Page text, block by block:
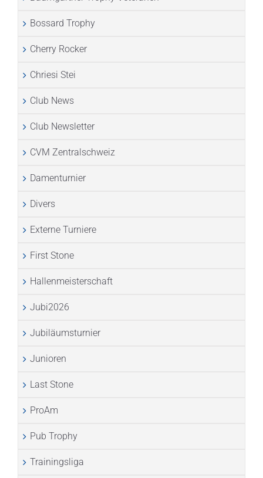
Bossard Trophy
Cherry Rocker
Chriesi Stei
Club News
Club Newsletter
CVM Zentralschweiz
Damenturnier
Divers
Externe Turniere
First Stone
Hallenmeisterschaft
Jubi2026
Jubiläumsturnier
Junioren
Last Stone
ProAm
Pub Trophy
Trainingsliga